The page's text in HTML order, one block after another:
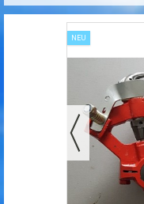
NEU